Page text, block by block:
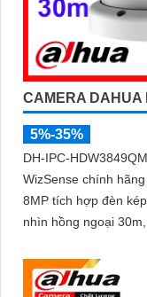
CAMERA DAHUA
5%-35%
DH-IPC-
WizSense chính
8MP tích hợp đèn
nhìn hồng ngoại
tích hợp micro ghi
chính xác người và